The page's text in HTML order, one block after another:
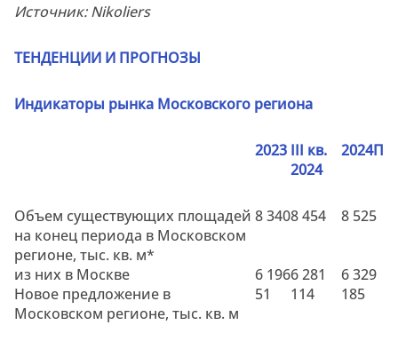
Источник: Nikoliers
ТЕНДЕНЦИИ И ПРОГНОЗЫ
Индикаторы рынка Московского региона
2023 III кв.
2024
2024П
Объем существующих площадей
на конец периода в Московском
регионе, тыс. кв. м*
8 3408454 8 525
из них в Москве 6 1966 281
6 329
Новое предложение в
Московском регионе, тыс. кв. м
51 114 185